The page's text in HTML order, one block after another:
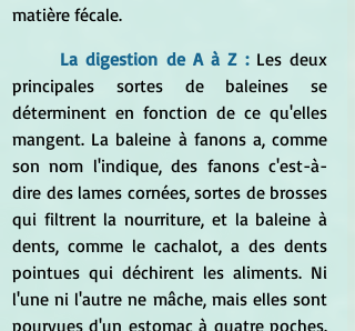
matière fécale.
La digestion de A à Z : Les deux
principales sortes de baleines se
déterminent en fonction de ce qu'elles
mangent. La baleine à fanons a, comme
son nom l'indique, des fanons c'est-à-
dire des lames cornées, sortes de brosses
qui filtrent la nourriture, et la baleine à
dents, comme le cachalot, a des dents
pointues qui déchirent les aliments. Ni
l'une ni l'autre ne mâche, mais elles sont
pourvues d'un estomac à quatre poches.